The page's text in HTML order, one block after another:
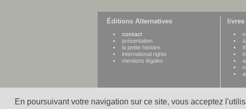
En poursuivant votre navigation sur ce site, vous acceptez
Éditions Alternatives
contact
présentation
la petite histoire
international rights
mentions légales
livres